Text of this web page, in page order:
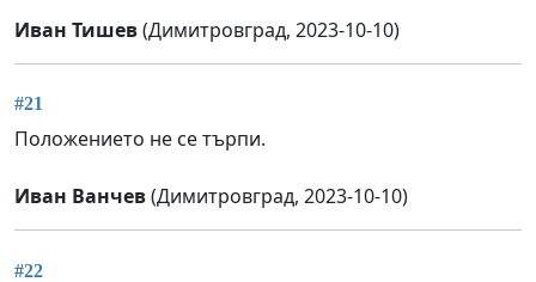
Иван Тишев(Димитровград, 2023-10-10)
#21
Положението не се търпи.
Иван Ванчев(Димитровград, 2023-10-10)
#22